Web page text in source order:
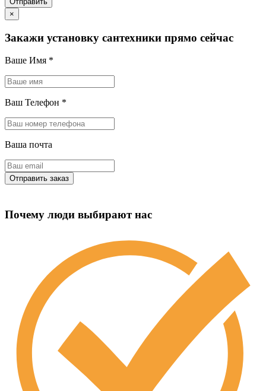
×
Закажи установку сантехники прямо сейчас
Ваше Имя *
Ваш Телефон *
Ваша почта
Почему люди выбирают нас